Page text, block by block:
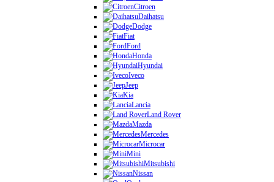
Citroen
Daihatsu
Dodge
Fiat
Ford
Honda
Hyundai
Iveco
Jeep
Kia
Lancia
Land Rover
Mazda
Mercedes
Microcar
Mini
Mitsubishi
Nissan